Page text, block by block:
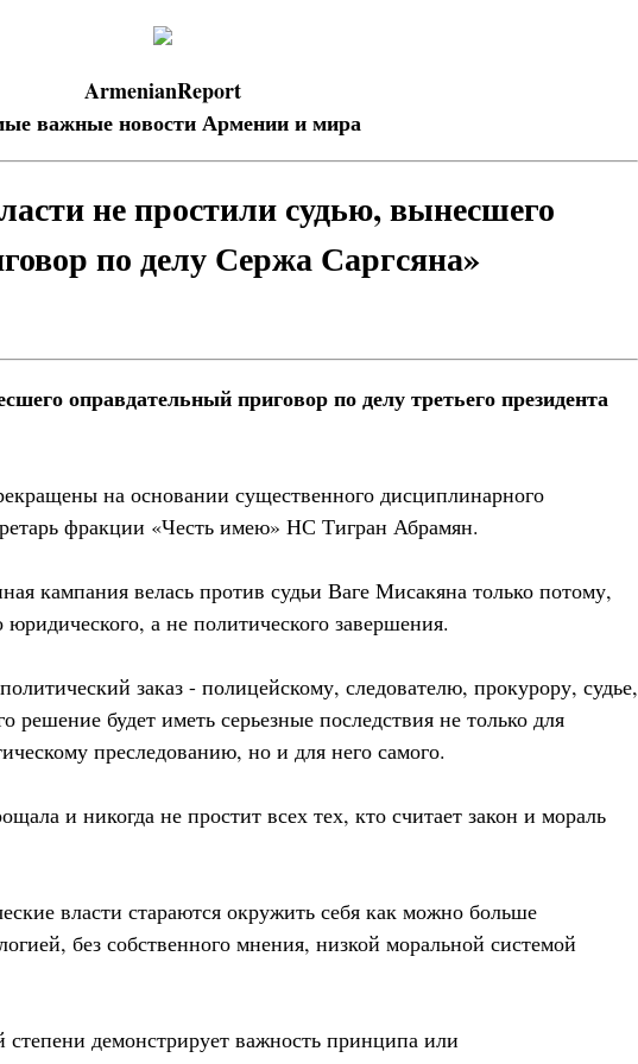
ArmenianReport
важные новости Армении и мира
не простили судью, вынесшего
по делу Сержа Саргсяна»
оправдательный приговор по делу третьего президента
на основании существенного дисциплинарного
фракции «Честь имею» НС Тигран Абрамян.
кампания велась против судьи Ваге Мисакяна только потому,
а не политического завершения.
заказ - полицейскому, следователю, прокурору, судье,
решение будет иметь серьезные последствия не только для
преследованию, но и для него самого.
и никогда не простит всех тех, кто считает закон и мораль
власти стараются окружить себя как можно больше
без собственного мнения, низкой моральной системой
демонстрирует важность принципа или